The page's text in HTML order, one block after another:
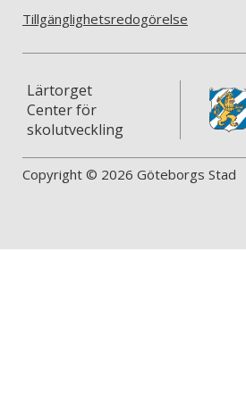
Tillgänglighetsredogörelse
Lärtorget
Center för
skolutveckling
Copyright © 2026 Göteborgs Stad